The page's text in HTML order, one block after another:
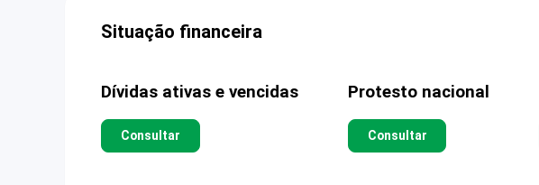
Situação financeira
Dívidas ativas e vencidas
Consultar
Protesto nacional
Consultar